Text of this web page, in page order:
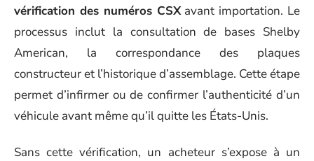
vérification des numéros CSXavant importation. Le
processus inclut la consultation de bases Shelby
American, la correspondance des plaques
constructeur et l’historique d’assemblage. Cette étape
permet d’infirmer ou de confirmer l’authenticité d’un
véhicule avant même qu’il quitte les États-Unis.
Sans cette vérification, un acheteur s’expose à un